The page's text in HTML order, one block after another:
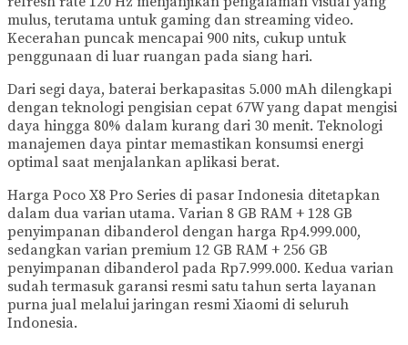
mulus, terutama untuk gaming dan streaming video.
Kecerahan puncak mencapai 900 nits, cukup untuk
penggunaan di luar ruangan pada siang hari.
Dari segi daya, baterai berkapasitas 5.000 mAh dilengkapi
dengan teknologi pengisian cepat 67W yang dapat mengisi
daya hingga 80% dalam kurang dari 30 menit. Teknologi
manajemen daya pintar memastikan konsumsi energi
optimal saat menjalankan aplikasi berat.
Harga Poco X8 Pro Series di pasar Indonesia ditetapkan
dalam dua varian utama. Varian 8 GB RAM + 128 GB
penyimpanan dibanderol dengan harga Rp4.999.000,
sedangkan varian premium 12 GB RAM + 256 GB
penyimpanan dibanderol pada Rp7.999.000. Kedua varian
sudah termasuk garansi resmi satu tahun serta layanan
purna jual melalui jaringan resmi Xiaomi di seluruh
Indonesia.